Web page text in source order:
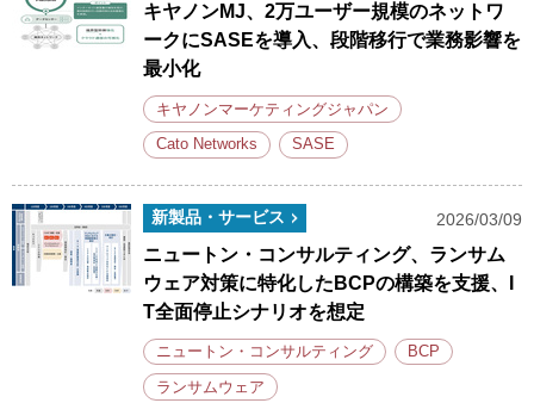
キヤノンMJ、2万ユーザー規模のネットワ
ークにSASEを導入、段階移行で業務影響を
最小化
キヤノンマーケティングジャパン
Cato Networks SASE
新製品・サービス 2026/03/09
ニュートン・コンサルティング、ランサム
ウェア対策に特化したBCPの構築を支援、I
T全面停止シナリオを想定
ニュートン・コンサルティング BCP
ランサムウェア